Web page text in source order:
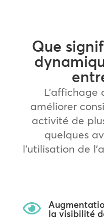
Que
améliorer
activité de
quelques
l’utilisation de
 la visibilité